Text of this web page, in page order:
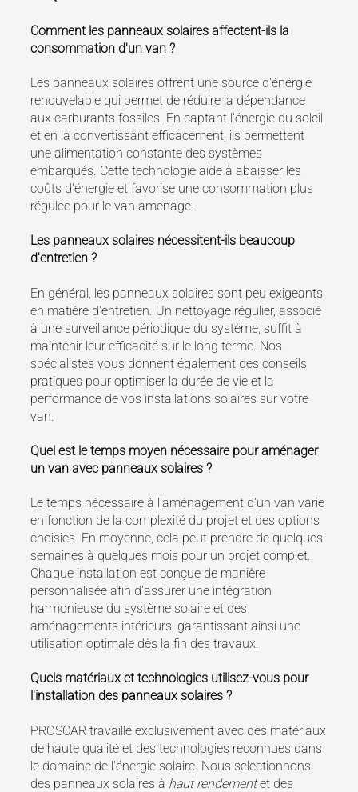
Comment les panneaux solaires affectent-ils la
consommation d'un van ?
Les panneaux solaires offrent une source d'énergie
renouvelable qui permet de réduire la dépendance
aux carburants fossiles. En captant l'énergie du soleil
et en la convertissant efficacement, ils permettent
une alimentation constante des systèmes
embarqués. Cette technologie aide à abaisser les
coûts d'énergie et favorise une consommation plus
régulée pour le van aménagé.
Les panneaux solaires nécessitent-ils beaucoup
d'entretien ?
En général, les panneaux solaires sont peu exigeants
en matière d'entretien. Un nettoyage régulier, associé
à une surveillance périodique du système, suffit à
maintenir leur efficacité sur le long terme. Nos
spécialistes vous donnent également des conseils
pratiques pour optimiser la durée de vie et la
performance de vos installations solaires sur votre
van.
Quel est le temps moyen nécessaire pour aménager
un van avec panneaux solaires ?
Le temps nécessaire à l'aménagement d'un van varie
en fonction de la complexité du projet et des options
choisies. En moyenne, cela peut prendre de quelques
semaines à quelques mois pour un projet complet.
Chaque installation est conçue de manière
personnalisée afin d'assurer une intégration
harmonieuse du système solaire et des
aménagements intérieurs, garantissant ainsi une
utilisation optimale dès la fin des travaux.
Quels matériaux et technologies utilisez-vous pour
l'installation des panneaux solaires ?
PROSCAR travaille exclusivement avec des matériaux
de haute qualité et des technologies reconnues dans
le domaine de l'énergie solaire. Nous sélectionnons
des panneaux solaires à haut rendementet des